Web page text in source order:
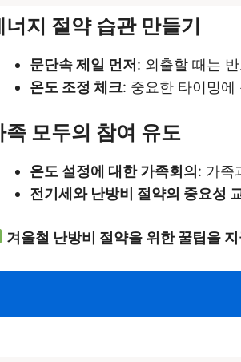
너지 절약 습관 만들기
문단속 제일 먼저: 외출할 때는
온도 조정 체크: 중요한 타이밍
족 모두의 참여 유도
온도 설정에 대한 가족회의: 가족
전기세와 난방비 절약의 중요성
겨울철 난방비 절약을 위한 꿀팁을